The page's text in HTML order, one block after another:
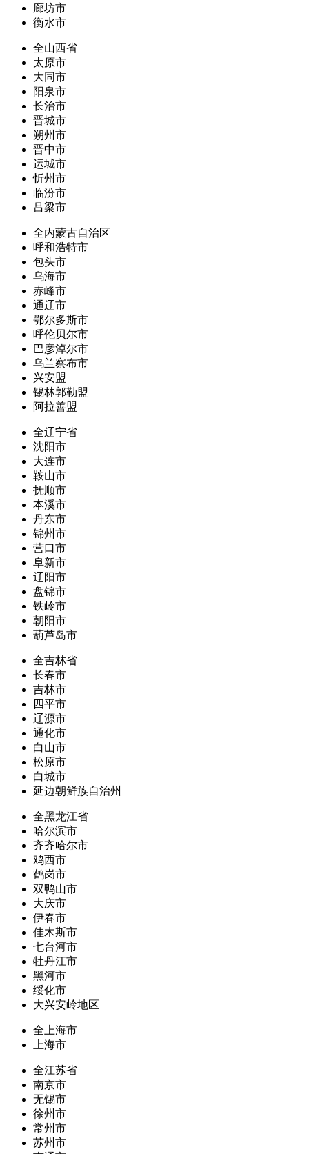
廊坊市
衡水市
全山西省
太原市
大同市
阳泉市
长治市
晋城市
朔州市
晋中市
运城市
忻州市
临汾市
吕梁市
全内蒙古自治区
呼和浩特市
包头市
乌海市
赤峰市
通辽市
鄂尔多斯市
呼伦贝尔市
巴彦淖尔市
乌兰察布市
兴安盟
锡林郭勒盟
阿拉善盟
全辽宁省
沈阳市
大连市
鞍山市
抚顺市
本溪市
丹东市
锦州市
营口市
阜新市
辽阳市
盘锦市
铁岭市
朝阳市
葫芦岛市
全吉林省
长春市
吉林市
四平市
辽源市
通化市
白山市
松原市
白城市
延边朝鲜族自治州
全黑龙江省
哈尔滨市
齐齐哈尔市
鸡西市
鹤岗市
双鸭山市
大庆市
伊春市
佳木斯市
七台河市
牡丹江市
黑河市
绥化市
大兴安岭地区
全上海市
上海市
全江苏省
南京市
无锡市
徐州市
常州市
苏州市